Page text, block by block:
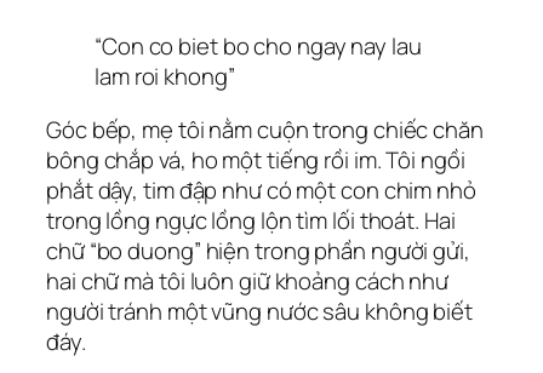
“Con co biet bo cho ngay nay lau
lam roi khong”
Góc bếp, mẹ tôi nằm cuộn trong chiếc chăn
bông chắp vá, ho một tiếng rồi im. Tôi ngồi
phắt dậy, tim đập như có một con chim nhỏ
trong lồng ngực lồng lộn tìm lối thoát. Hai
chữ “bo duong” hiện trong phần người gửi,
hai chữ mà tôi luôn giữ khoảng cách như
người tránh một vũng nước sâu không biết
đáy.